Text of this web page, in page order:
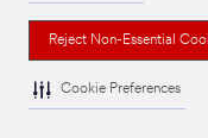
Reject Non-Essential
Cookie Preferences